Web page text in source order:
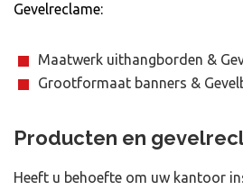
Gevelreclame:
Maatwerk uithangborden &
Grootformaat banners &
Producten en
Heeft u behoefte om uw kantoor